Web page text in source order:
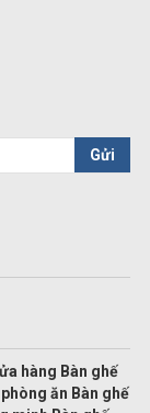
Gửi
hàng Bàn ghế
ăn Bàn ghế